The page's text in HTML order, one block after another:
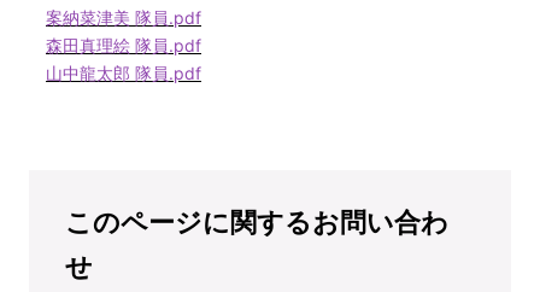
案納菜津美 隊員.pdf
森田真理絵 隊員.pdf
山中龍太郎 隊員.pdf
このページに関するお問い合わ
せ